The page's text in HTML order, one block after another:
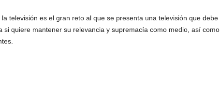
televisión es el gran reto al que se presenta una televisión que debe
si quiere mantener su relevancia y supremacía como medio, así como